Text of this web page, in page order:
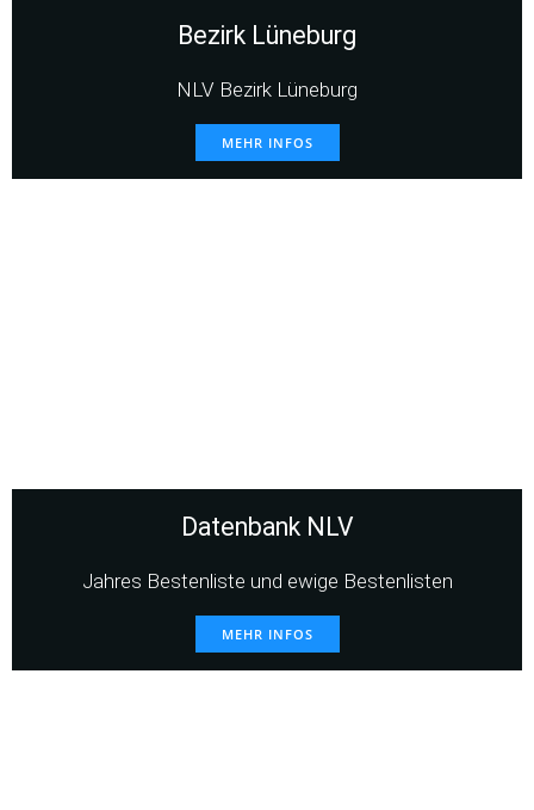
Bezirk Lüneburg
NLV Bezirk Lüneburg
MEHR INFOS
Datenbank NLV
Jahres Bestenliste und ewige Bestenlisten
MEHR INFOS